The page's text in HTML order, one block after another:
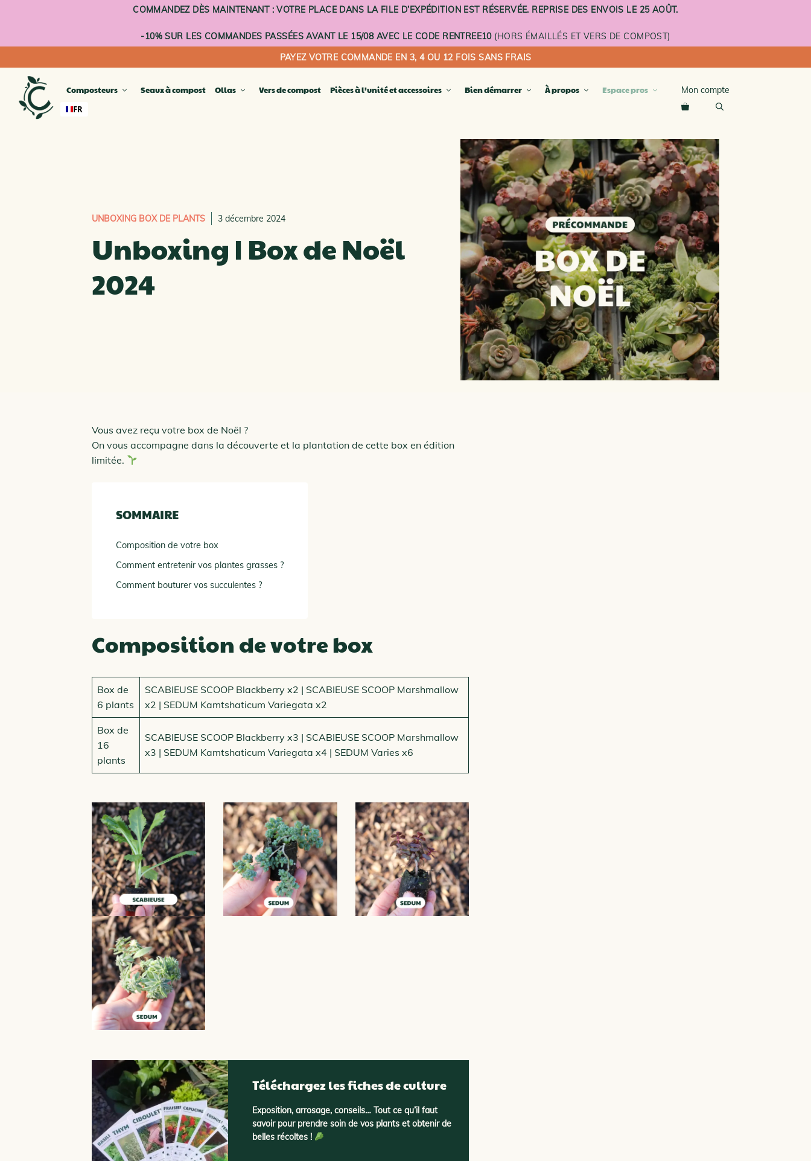
COMMANDEZ DÈS MAINTENANT : VOTRE PLACE DANS LA FILE D’EXPÉDITION EST RÉSERVÉE. REPRISE DES ENVOIS LE 25 AOÛT.
-10% SUR LES COMMANDES PASSÉES AVANT LE 15/08 AVEC LE CODE RENTREE10(HORS ÉMAILLÉS ET VERS DE COMPOST)
PAYEZ VOTRE COMMANDE EN 3, 4 OU 12 FOIS SANS FRAIS
Mon compte
Composteurs
Composteur à planter
COMPOSTEURS D’INTÉRIEUR
Seaux à compost Ollas Vers de compost Pièces à l’unité et accessoires
LA CARTE CADEAU DIGITALE
Plateau terre cuite
Plateau émaillé
Voilage
Socle à roulettes
PIÈCES À L’UNITÉ ET ÉTAGES
SUPPLÉMENTAIRES
Bien démarrer À propos
Espace pros
FR
UNBOXING BOX DE PLANTS 3 décembre 2024
Unboxing | Box de Noël
2024
Vous avez reçu votre box de Noël ?
On vous accompagne dans la découverte et la plantation de cette box en édition
limitée.
SOMMAIRE
Composition de votre box
Comment entretenir vos plantes grasses ?
Comment bouturer vos succulentes ?
Composition de votre box
Box de
6 plants
SCABIEUSE SCOOP Blackberry x2 | SCABIEUSE SCOOP Marshmallow
x2 | SEDUM Kamtshaticum Variegata x2
Box de
16
plants
SCABIEUSE SCOOP Blackberry x3 | SCABIEUSE SCOOP Marshmallow
x3 | SEDUM Kamtshaticum Variegata x4 | SEDUM Varies x6
Téléchargez les fiches de culture
Exposition, arrosage, conseils… Tout ce qu’il faut
savoir pour prendre soin de vos plants et obtenir de
belles récoltes !